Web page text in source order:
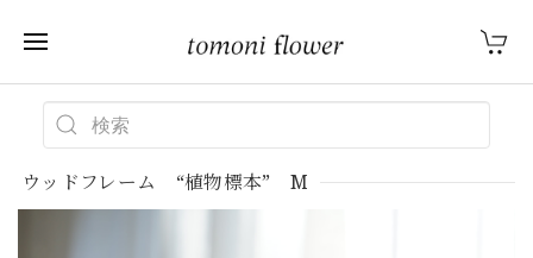
ウッドフレーム “植物標本” M